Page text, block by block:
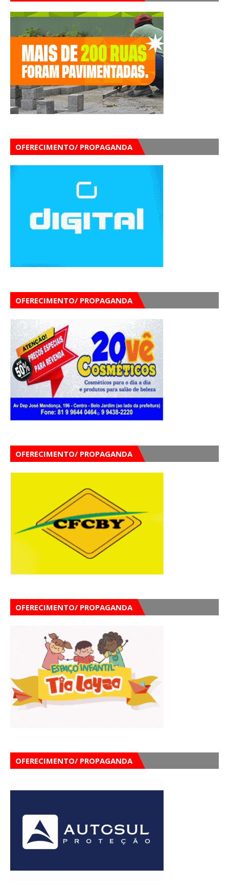
OFERECIMENTO/ PROPAGANDA
OFERECIMENTO/ PROPAGANDA
OFERECIMENTO/ PROPAGANDA
OFERECIMENTO/ PROPAGANDA
OFERECIMENTO/ PROPAGANDA